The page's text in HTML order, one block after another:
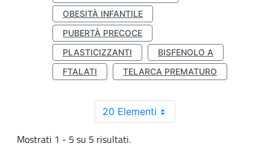
OBESITÀ INFANTILE
PUBERTÀ PRECOCE
PLASTICIZZANTI
BISFENOLO A
FTALATI
TELARCA PREMATURO
20 Elementi
Mostrati 1 - 5 su 5 risultati.